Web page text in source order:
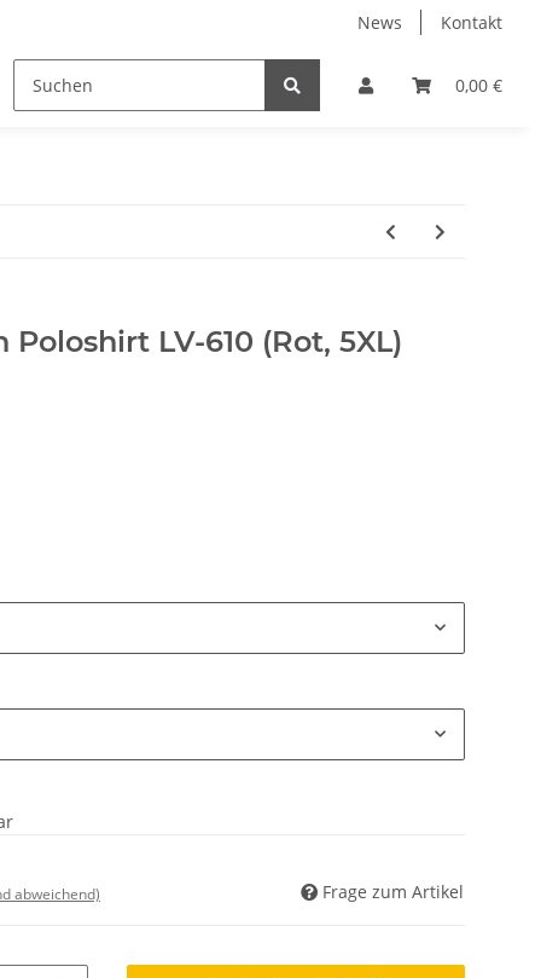
News Kontakt
0,00 €
Trainingsanzüge Accessoires
LV-610 (Rot, 5XL)
abweichend) Frage zum Artikel